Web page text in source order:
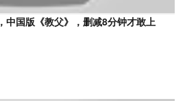
中国版《教父》，删减8分钟才敢上